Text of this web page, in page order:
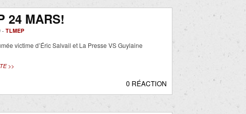
24 MARS!
- TLMEP
victime d’Éric Salvail et La Presse VS Guylaine
>>
0 RÉACTION